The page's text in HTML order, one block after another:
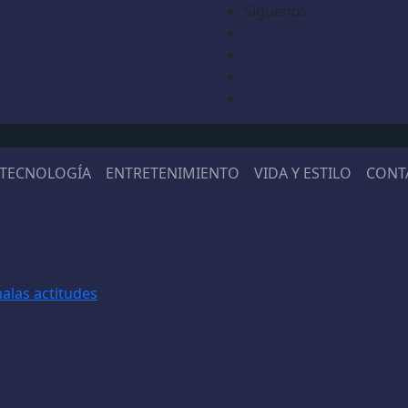
Síguenos
TECNOLOGÍA ENTRETENIMIENTO VIDA Y ESTILO
actitudes